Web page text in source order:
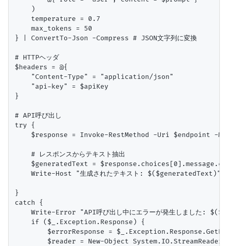
    )
    temperature = 0.7
    max_tokens = 50
} | ConvertTo-Json -Compress # JSON文字列に変換
# HTTPヘッダ
$headers = @{
    "Content-Type" = "application/json"
    "api-key" = $apiKey
}
# API呼び出し
try {
$response = Invoke-RestMethod -Uri $endpoint -
    # レスポンスからテキスト抽出
$generatedText =
    Write-Host "生成されたテキスト: $($generatedText)"
}
catch {
Write-Error "API呼び出し中にエラーが発生しました:
    if ($_.Exception.Response) {
$errorResponse =
$reader = New-Object